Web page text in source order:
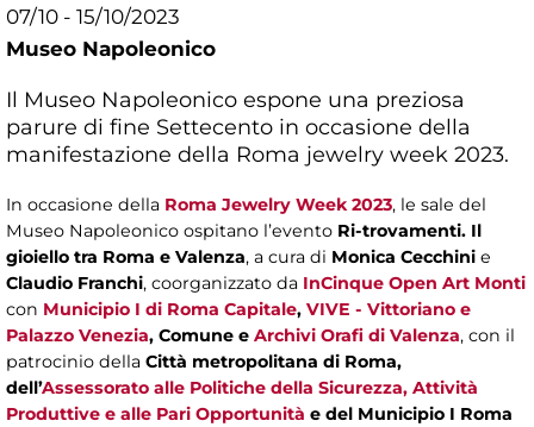
07/10 - 15/10/2023
Museo Napoleonico
Il Museo Napoleonico espone una preziosa
parure di fine Settecento in occasione della
manifestazione della Roma jewelry week 2023.
In occasione della Roma Jewelry Week 2023, le sale del
Museo Napoleonico ospitano l’evento Ri-trovamenti. Il
gioiello tra Roma e Valenza, a cura di Monica Cecchini e
Claudio Franchi, coorganizzato da InCinque Open Art Monti
con Municipio I di Roma Capitale, VIVE - Vittoriano e
Palazzo Venezia, Comune e Archivi Orafi di Valenza, con il
patrocinio della Città metropolitana di Roma,
dell’Assessorato alle Politiche della Sicurezza, Attività
Produttive e alle Pari Opportunità e del Municipio I Roma